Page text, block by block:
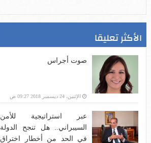
الأكثر تعليقا
صوت أجراس
الإثنين، 24 ديسمبر 2018 09:27 ص
عبر استراتيجية للأمن
السيبراني.. هل تنجح الدولة
في الحد من أخطار اختراق